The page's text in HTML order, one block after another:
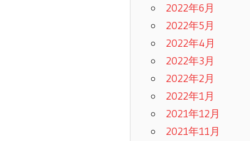
2022年6月
2022年5月
2022年4月
2022年3月
2022年2月
2022年1月
2021年12月
2021年11月